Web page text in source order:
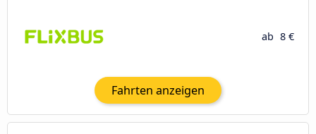
ab 8 €
Fahrten anzeigen